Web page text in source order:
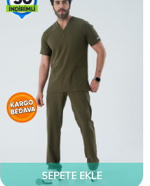
SEPETE EKLE